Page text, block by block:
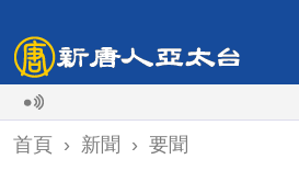
首頁 › 新聞 › 要聞